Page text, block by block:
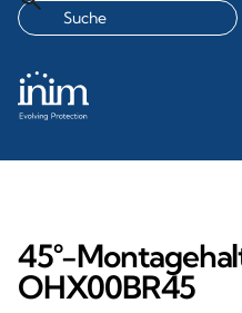
45°-
OHX00BR45